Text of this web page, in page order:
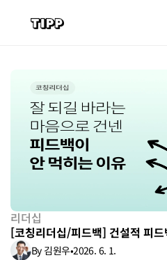
로그인
리더십
[코칭리더십/피드백] 건설적 피
By 김원우•2026. 6. 1.